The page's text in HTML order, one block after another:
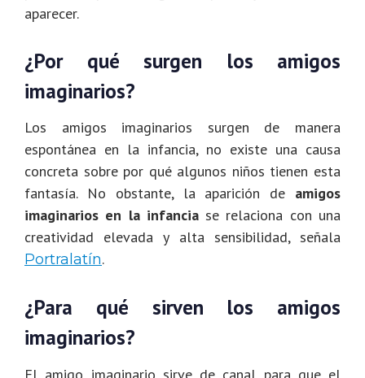
aparecer.
¿Por qué surgen los amigos
imaginarios?
Los amigos imaginarios surgen de manera
espontánea en la infancia, no existe una causa
concreta sobre por qué algunos niños tienen esta
fantasía. No obstante, la aparición de amigos
imaginarios en la infanciase relaciona con una
creatividad elevada y alta sensibilidad, señala
Portralatín.
¿Para qué sirven los amigos
imaginarios?
El amigo imaginario sirve de canal para que el